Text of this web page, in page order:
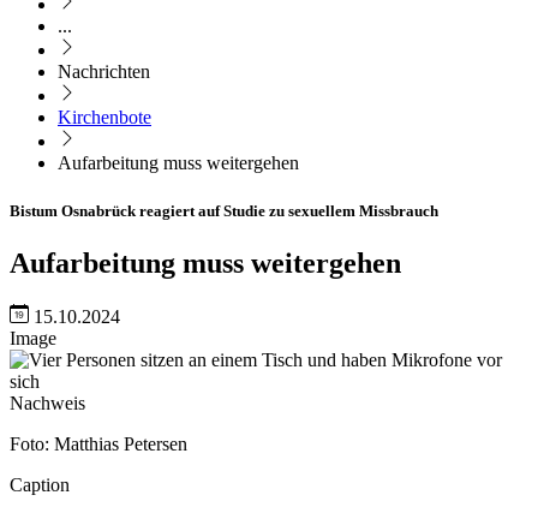
...
Nachrichten
Kirchenbote
Aufarbeitung muss weitergehen
Bistum Osnabrück reagiert auf Studie zu sexuellem Missbrauch
Aufarbeitung muss weitergehen
15.10.2024
Image
Nachweis
Foto: Matthias Petersen
Caption